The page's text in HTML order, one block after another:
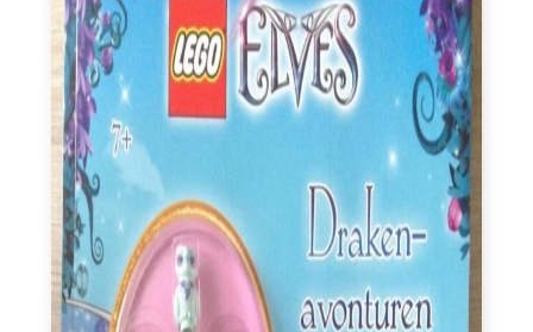
Aanmelden
We gebruiken je gegevens om contact op te nemen, in
overeenstemming met onsprivacybeleid.